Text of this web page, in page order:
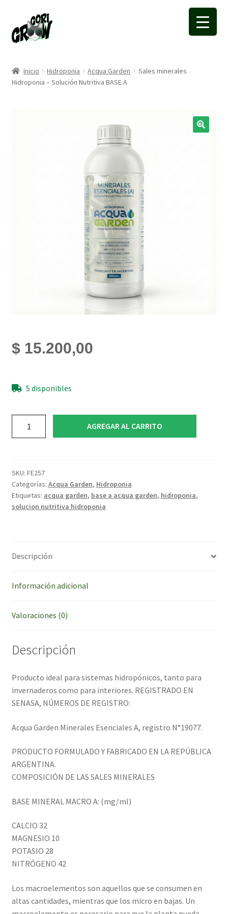
a
la
a
la
Inicio Hidroponia Acqua Garden
Sales minerales
Hidroponia – Solución Nutritiva BASE A
$15.200,00
5 disponibles
minerales
Solución
Nutritiva
BASE
A
AGREGAR AL CARRITO
SKU: FE257
Categorías: Acqua Garden, Hidroponia
Etiquetas: acqua garden, base a acqua garden, hidroponia,
solucion nutritiva hidroponia
Descripción
Información adicional
Valoraciones (0)
Descripción
Producto ideal para sistemas hidropónicos, tanto para
invernaderos como para interiores. REGISTRADO EN
SENASA, NÚMEROS DE REGISTRO:
Acqua Garden Minerales Esenciales A, registro N°19077.
PRODUCTO FORMULADO Y FABRICADO EN LA REPÚBLICA
ARGENTINA.
COMPOSICIÓN DE LAS SALES MINERALES
BASE MINERAL MACRO A: (mg/ml)
CALCIO 32
MAGNESIO 10
POTASIO 28
NITRÓGENO 42
Los macroelementos son aquellos que se consumen en
altas cantidades, mientras que los micro en bajas. Un